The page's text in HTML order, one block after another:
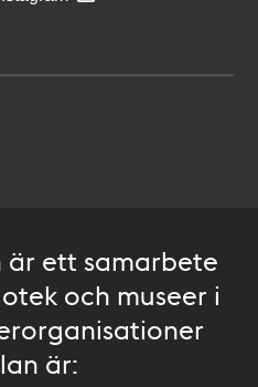
är ett samarbete
och museer i
är: